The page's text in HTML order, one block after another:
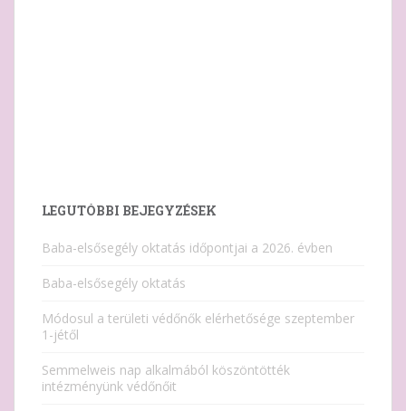
LEGUTÓBBI BEJEGYZÉSEK
Baba-elsősegély oktatás időpontjai a 2026. évben
Baba-elsősegély oktatás
Módosul a területi védőnők elérhetősége szeptember
1-jétől
Semmelweis nap alkalmából köszöntötték
intézményünk védőnőit